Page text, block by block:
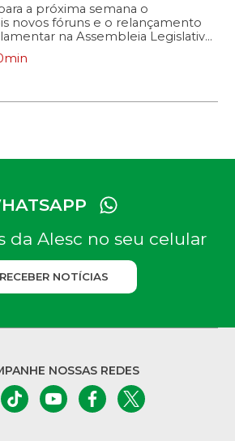
a próxima semana o
novos fóruns e o relançamento
na Assembleia Legislativa
grupos de deputados vão
de interesse estadual ligados a
do Serviço Público e das
os esforços em defesa do
da Alesc no seu celular
RECEBER NOTÍCIAS
NOSSAS REDES